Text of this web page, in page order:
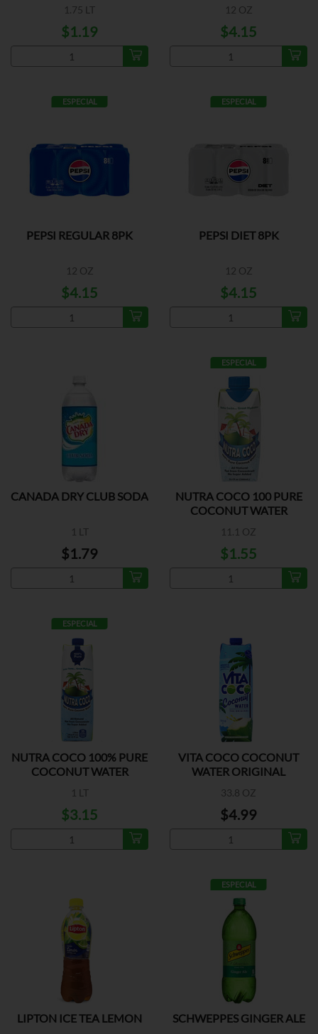
1.75 LT
$1.19
12 OZ
$4.15
ESPECIAL
PEPSI REGULAR 8PK
12 OZ
$4.15
ESPECIAL
PEPSI DIET 8PK
12 OZ
$4.15
CANADA DRY CLUB SODA
1 LT
$1.79
ESPECIAL
NUTRA COCO 100 PURE
COCONUT WATER
11.1 OZ
$1.55
ESPECIAL
NUTRA COCO 100% PURE
COCONUT WATER
1 LT
$3.15
VITA COCO COCONUT
WATER ORIGINAL
33.8 OZ
$4.99
LIPTON ICE TEA LEMON
ESPECIAL
SCHWEPPES GINGER ALE